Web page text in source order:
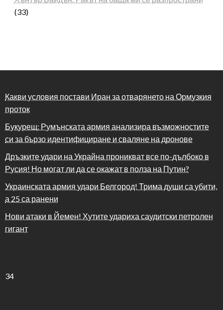
(33)
Какви условия постави Иран за отварянето на Ормузкия
проток
Букурещ: Румънската армия анализира възможностите
си за бързо идентифициране и сваляне на дронове
Дръзките удари на Украйна проникват все по-дълбоко в
Русия! Но могат ли да се окажат в полза на Путин?
Украинската армия удари Белгород! Трима души са убити,
а 25 са ранени
Нови атаки в Йемен! Хутите удариха саудитски петролен
гигант
34